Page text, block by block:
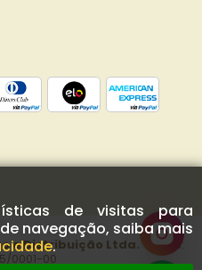
de visitas para
navegação, saiba mais
.
e Distribuição Ltda.- CNPJ:
0001-00